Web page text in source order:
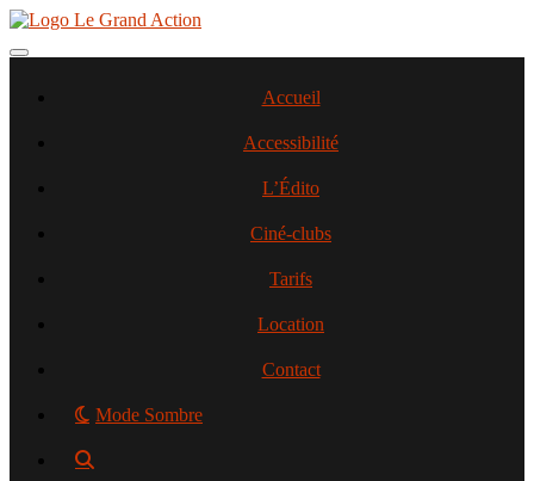
Aller
contenu
Toggle navigation
Accueil
Accessibilité
L’Édito
Ciné-clubs
Tarifs
Location
Contact
Mode Sombre